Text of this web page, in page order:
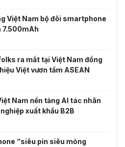
Việt Nam bộ đôi smartphone
7.500mAh
ra mắt tại Việt Nam đồng
Việt vươn tầm ASEAN
Nam nền tảng AI tác nhân
xuất khẩu B2B
“siêu pin siêu mỏng